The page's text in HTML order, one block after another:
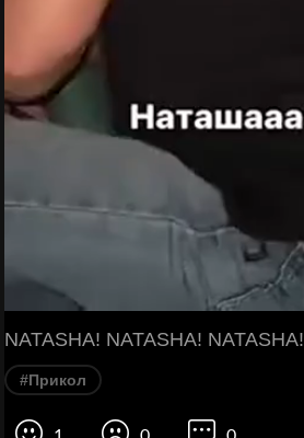
NATASHA! NATASHA! NATASHA!
#Прикол